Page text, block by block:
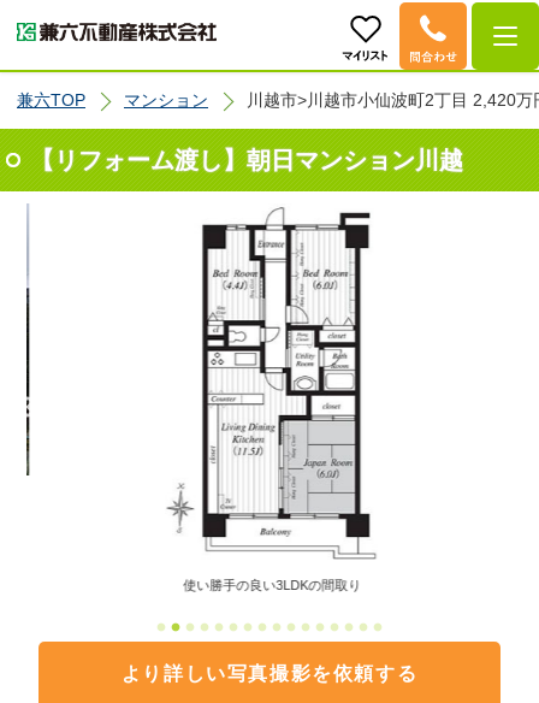
兼六TOP マンション 川越市>川越市小仙波町2丁目 2,420万
【リフォーム渡し】朝日マンション川越
使い勝手の良い3LDKの間取り
より詳しい写真撮影を依頼する